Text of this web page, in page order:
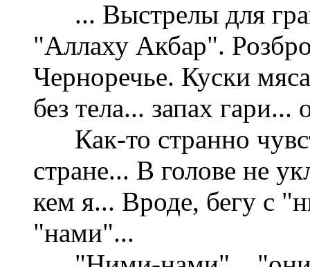
... Выстрелы для
"Аллаху Акбар".
Черноречье. Куски
без тела... запах
Как-то странно
стране... В голове не
кем я... Вроде, бегу с
"нами"...